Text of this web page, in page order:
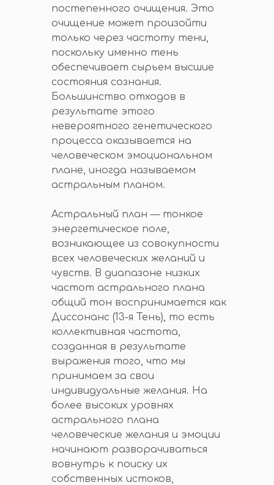
постепенного очищения. Это
очищение может произойти
только через частоту тени,
поскольку именно тень
обеспечивает сырьем высшие
состояния сознания.
Большинство отходов в
результате этого
невероятного генетического
процесса оказывается на
человеческом эмоциональном
плане, иногда называемом
астральным планом.
Астральный план — тонкое
энергетическое поле,
возникающее из совокупности
всех человеческих желаний и
чувств. В диапазоне низких
частот астрального плана
общий тон воспринимается как
Диссонанс (13-я Тень), то есть
коллективная частота,
созданная в результате
выражения того, что мы
принимаем за свои
индивидуальные желания. На
более высоких уровнях
астрального плана
человеческие желания и эмоции
начинают разворачиваться
вовнутрь к поиску их
собственных истоков,